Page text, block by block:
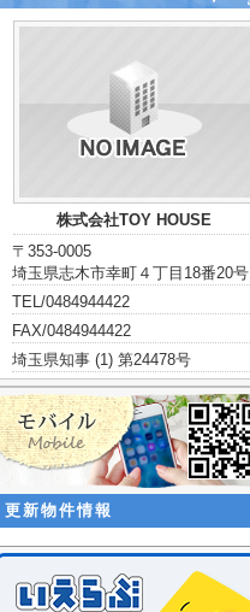
株式会社TOY HOUSE
〒353-0005
埼玉県志木市幸町４丁目18番20号
TEL/0484944422
FAX/0484944422
埼玉県知事 (1) 第24478号
更新物件情報